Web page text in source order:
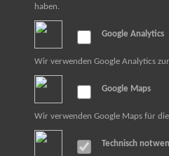
haben.
Google Analytics
Wir verwenden Google Analytics
Google Maps
Wir verwenden Google Maps für
Technisch